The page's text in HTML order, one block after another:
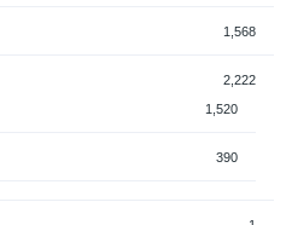
1,568
2,222
1,520
390